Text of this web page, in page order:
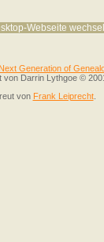
Webseite
Generation of
von Darrin Lythgoe ©
von Frank Leiprecht.